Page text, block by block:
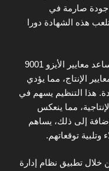
جودة صارمة في
هذه الشهادة دورا
كما تساعد معايير الأيزو 9001
الإنتاج، مما يؤدي
هذا التنظيم يسهم في
مما ينعكس
إلى ذلك، يساهم
وتلبية توقعاتهم.
خلال تطبيق نظام إدارة